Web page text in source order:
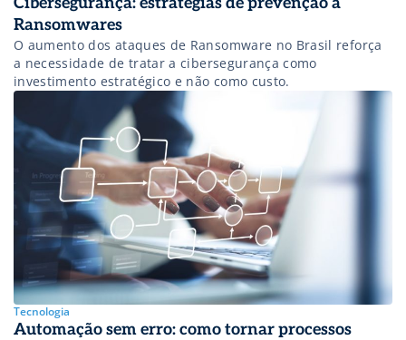
Ransomwares
O aumento dos ataques de Ransomware no Brasil reforça
a necessidade de tratar a cibersegurança como
investimento estratégico e não como custo.
Tecnologia
Automação sem erro: como tornar processos